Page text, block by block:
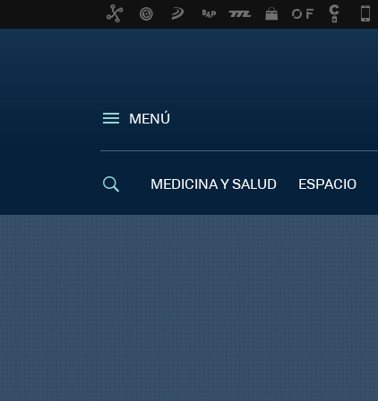
MENÚ
MEDICINA Y SALUD ESPACIO